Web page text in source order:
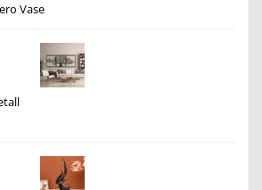
Vase